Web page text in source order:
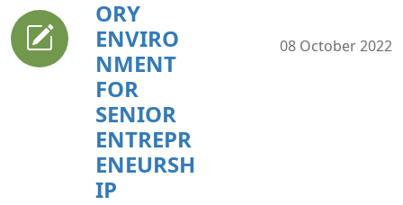
ORY
ENVIRO
NMENT
FOR
SENIOR
ENTREPR
ENEURSH
IP
08 October 2022